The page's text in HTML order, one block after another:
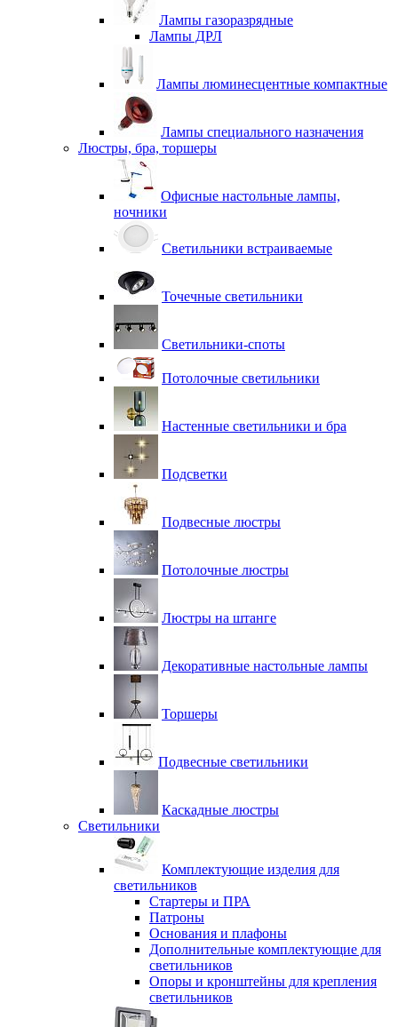
Лампы газоразрядные
Лампы ДРЛ
Лампы люминесцентные компактные
Лампы специального назначения
Люстры, бра, торшеры
Офисные настольные лампы,
ночники
Светильники встраиваемые
Точечные светильники
Светильники-споты
Потолочные светильники
Настенные светильники и бра
Подсветки
Подвесные люстры
Потолочные люстры
Люстры на штанге
Декоративные настольные лампы
Торшеры
Подвесные светильники
Каскадные люстры
Светильники
Комплектующие изделия для
светильников
Стартеры и ПРА
Патроны
Основания и плафоны
Дополнительные комплектующие для
светильников
Опоры и кронштейны для крепления
светильников